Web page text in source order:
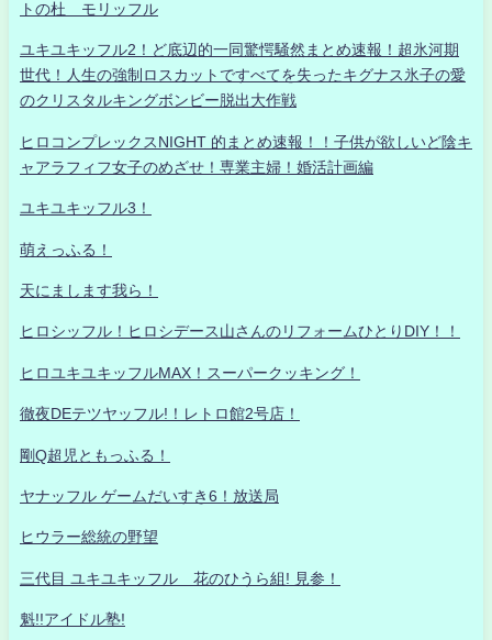
トの杜 モリッフル
ユキユキッフル2！ど底辺的一同驚愕騒然まとめ速報！超氷河期
世代！人生の強制ロスカットですべてを失ったキグナス氷子の愛
のクリスタルキングボンビー脱出大作戦
ヒロコンプレックスNIGHT 的まとめ速報！！子供が欲しいど陰キ
ャアラフィフ女子のめざせ！専業主婦！婚活計画編
ユキユキッフル3！
萌えっふる！
天にまします我ら！
ヒロシッフル！ヒロシデース山さんのリフォームひとりDIY！！
ヒロユキユキッフルMAX！スーパークッキング！
徹夜DEテツヤッフル!！レトロ館2号店！
剛Q超児ともっふる！
ヤナッフル ゲームだいすき6！放送局
ヒウラー総統の野望
三代目 ユキユキッフル 花のひうら組! 見参！
魁!!アイドル塾!